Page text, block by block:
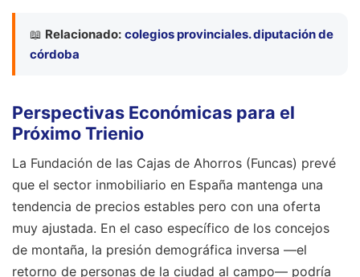
📖 Relacionado: colegios provinciales. diputación de
córdoba
Perspectivas Económicas para el
Próximo Trienio
La Fundación de las Cajas de Ahorros (Funcas) prevé
que el sector inmobiliario en España mantenga una
tendencia de precios estables pero con una oferta
muy ajustada. En el caso específico de los concejos
de montaña, la presión demográfica inversa —el
retorno de personas de la ciudad al campo— podría